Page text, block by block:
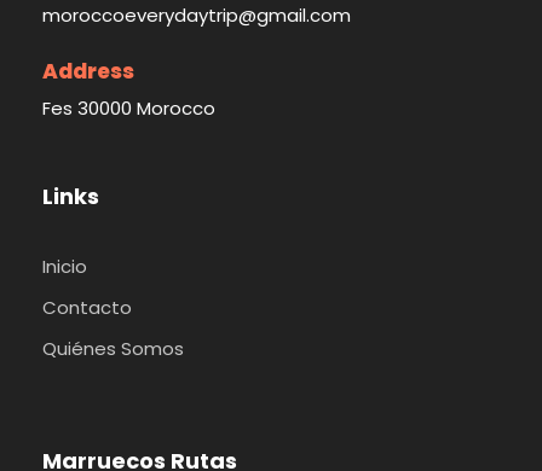
moroccoeverydaytrip@gmail.com
Address
Fes 30000 Morocco
Links
Inicio
Contacto
Quiénes Somos
Marruecos Rutas